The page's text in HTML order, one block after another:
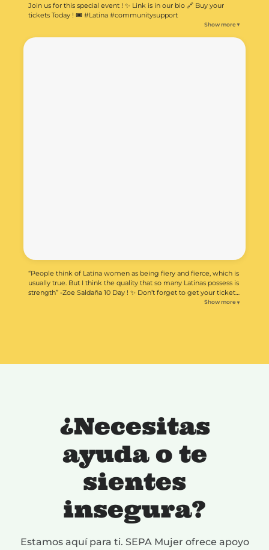
Join us for this special event ! ✨ Link is in our bio 🔗 Buy your
tickets Today ! 🎟️ #Latina #communitysupport
Show more ▼
“People think of Latina women as being fiery and fierce, which is
usually true. But I think the quality that so many Latinas possess is
strength” -Zoe Saldaña 10 Day ! ✨ Don’t forget to get your tickets
Show more ▼
¿Necesitas
ayuda o te
sientes
insegura?
Estamos aquí para ti. SEPA Mujer ofrece apoyo